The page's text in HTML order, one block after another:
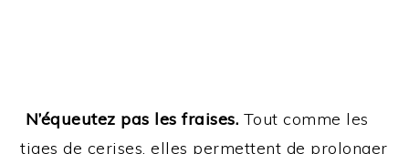
N’équeutez pas les fraises. Tout comme les
tiges de cerises, elles permettent de prolonger